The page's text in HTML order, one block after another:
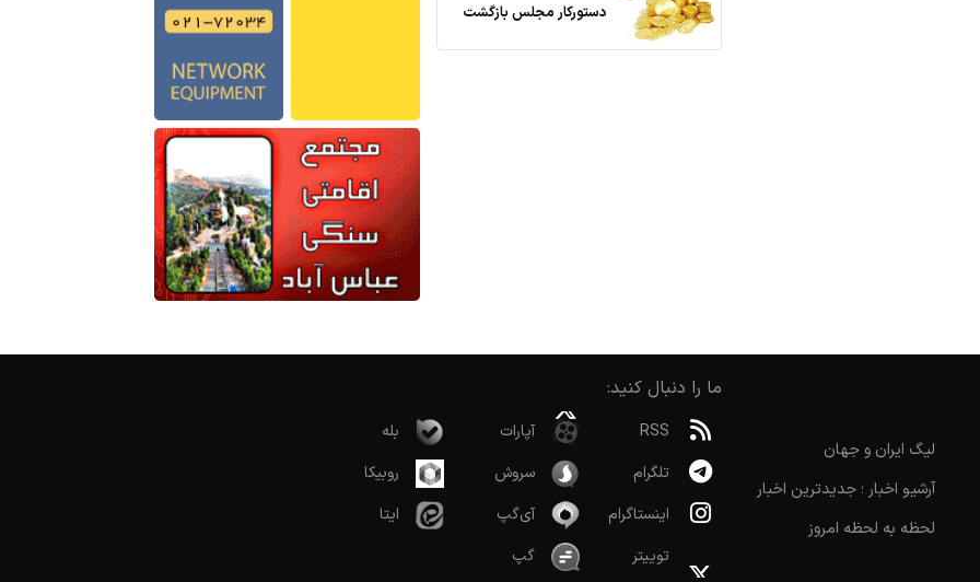
دستورکار مجلس بازگشت
لیگ ایران و جهان
آرشیو اخبار ؛ جدیدترین اخبار
لحظه به لحظه امروز
ما را دنبال کنید:
RSS
تلگرام
اینستاگرام
توییتر
آپارات
سروش
آی‌گپ
گپ
بله
روبیکا
ایتا